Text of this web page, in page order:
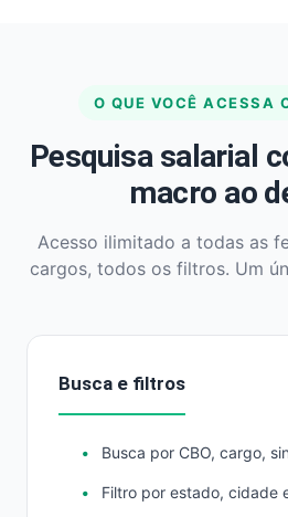
O QUE VOCÊ ACESSA
Pesquisa salarial
macro ao
Acesso ilimitado a todas as
cargos, todos os filtros. Um
Busca e filtros
Busca por CBO, cargo,
Filtro por estado, cidade